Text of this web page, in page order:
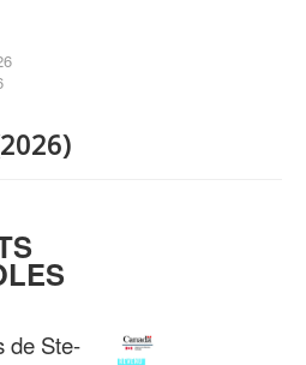
de Ste-